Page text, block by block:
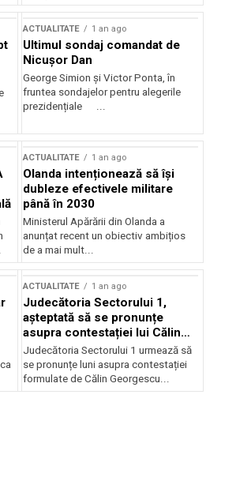
ACTUALITATE 1 an ago
Ultimul sondaj comandat de
Nicușor Dan
George Simion și Victor Ponta, în
fruntea sondajelor pentru alegerile
prezidențiale ...
ACTUALITATE 1 an ago
Olanda intenționează să își
dubleze efectivele militare
până în 2030
Ministerul Apărării din Olanda a
anunțat recent un obiectiv ambițios
de a mai mult...
ACTUALITATE 1 an ago
Judecătoria Sectorului 1,
așteptată să se pronunțe
asupra contestației lui Călin
Georgescu privind controlul
judiciar
Judecătoria Sectorului 1 urmează să
se pronunțe luni asupra contestației
formulate de Călin Georgescu...